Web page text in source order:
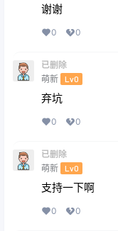
谢谢
0 0
已删除
萌新 Lv0
弃坑
0 0
已删除
萌新 Lv0
支持一下啊
0 0